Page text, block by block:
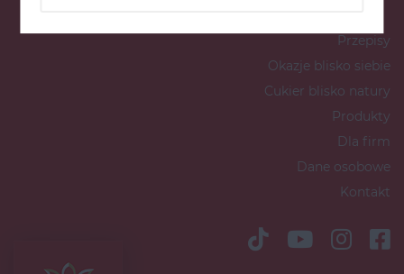
Przepisy
Okazje blisko siebie
Cukier blisko natury
Produkty
Dla firm
Dane osobowe
Kontakt